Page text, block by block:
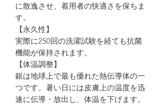
に散逸させ、着用者の快適さを保ちま
す。
【永久性】
実際に250回の洗濯試験を経ても抗菌
機能が保持されます。
【体温調整】
銀は地球上で最も優れた熱伝導体の一
つです。暑い日には皮膚上の温度を迅
速に伝導・放出し、体温を下げます。